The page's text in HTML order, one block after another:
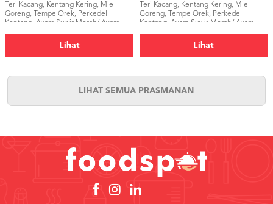
Teri Kacang, Kentang Kering, Mie
Goreng, Tempe Orek, Perkedel
Kentang, Ayam Suwir Merah/ Ayam
Lihat
Teri Kacang, Kentang Kering, Mie
Goreng, Tempe Orek, Perkedel
Kentang, Ayam Suwir Merah/ Ayam
Asin, Tahu Bacem, Kerupuk</p>
Lihat
LIHAT SEMUA PRASMANAN